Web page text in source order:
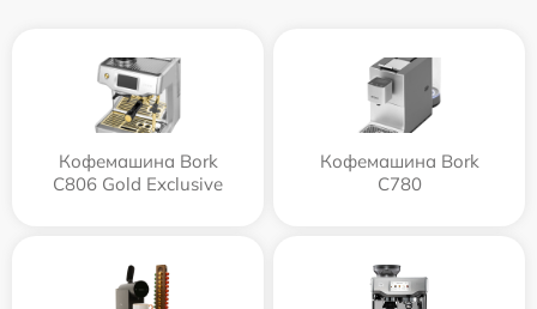
Кофемашина Bork
C806 Gold Exclusive
Кофемашина Bork
C780